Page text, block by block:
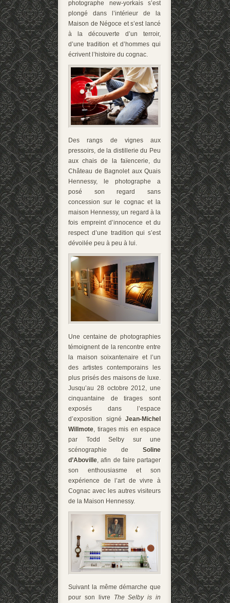
photographe new-yorkais s’est
plongé dans l’intérieur de la
Maison de Négoce et s’est lancé
à la découverte d’un terroir,
d’une tradition et d’hommes qui
écrivent l’histoire du cognac.
Des rangs de vignes aux
pressoirs, de la distillerie du Peu
aux chais de la faïencerie, du
Château de Bagnolet aux Quais
Hennessy, le photographe a
posé son regard sans
concession sur le cognac et la
maison Hennessy, un regard à la
fois empreint d’innocence et du
respect d’une tradition qui s’est
dévoilée peu à peu à lui.
Une centaine de photographies
témoignent de la rencontre entre
la maison soixantenaire et l’un
des artistes contemporains les
plus prisés des maisons de luxe.
Jusqu’au 28 octobre 2012, une
cinquantaine de tirages sont
exposés dans l’espace
d’exposition signé Jean-Michel
Willmote, tirages mis en espace
par Todd Selby sur une
scénographie de Soline
d’Aboville, afin de faire partager
son enthousiasme et son
expérience de l’art de vivre à
Cognac avec les autres visiteurs
de la Maison Hennessy.
Suivant la même démarche que
pour son livre
The Selby is in